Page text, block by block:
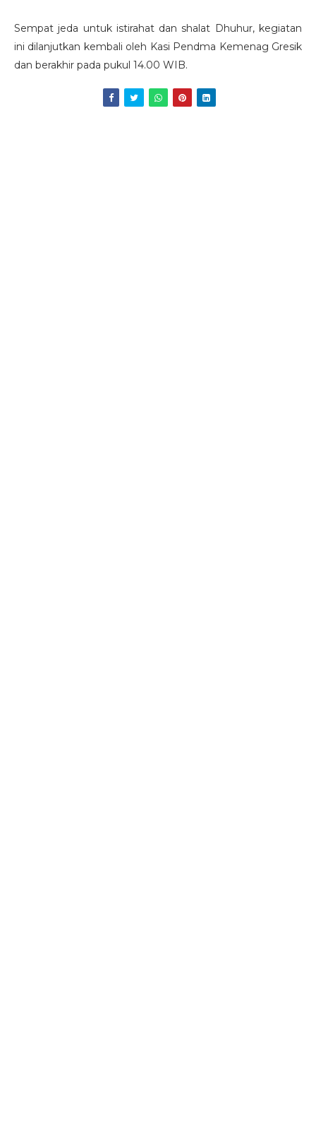
Sempat jeda untuk istirahat dan shalat Dhuhur, kegiatan
ini dilanjutkan kembali oleh Kasi Pendma Kemenag Gresik
dan berakhir pada pukul 14.00 WIB.